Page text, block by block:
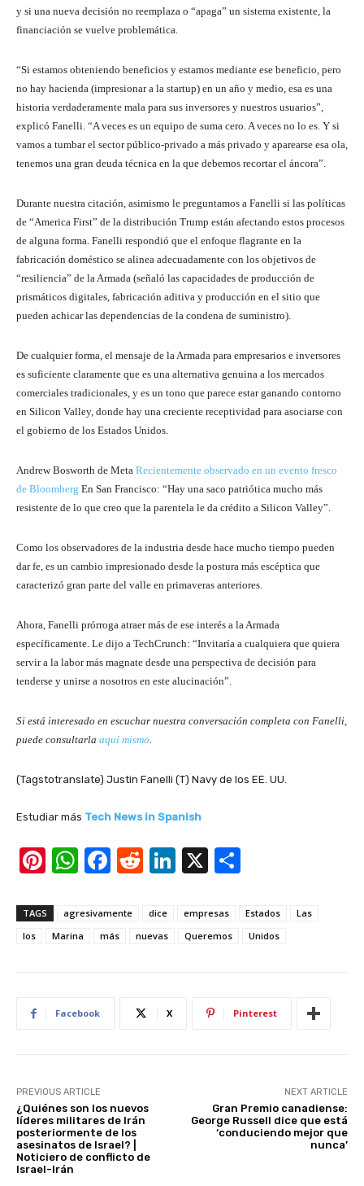
y si una nueva decisión no reemplaza o “apaga” un sistema existente, la
financiación se vuelve problemática.
“Si estamos obteniendo beneficios y estamos mediante ese beneficio, pero
no hay hacienda (impresionar a la startup) en un año y medio, esa es una
historia verdaderamente mala para sus inversores y nuestros usuarios”,
explicó Fanelli. “A veces es un equipo de suma cero. A veces no lo es. Y si
vamos a tumbar el sector público-privado a más privado y aparearse esa ola,
tenemos una gran deuda técnica en la que debemos recortar el áncora”.
Durante nuestra citación, asimismo le preguntamos a Fanelli si las políticas
de “America First” de la distribución Trump están afectando estos procesos
de alguna forma. Fanelli respondió que el enfoque flagrante en la
fabricación doméstico se alinea adecuadamente con los objetivos de
“resiliencia” de la Armada (señaló las capacidades de producción de
prismáticos digitales, fabricación aditiva y producción en el sitio que
pueden achicar las dependencias de la condena de suministro).
De cualquier forma, el mensaje de la Armada para empresarios e inversores
es suficiente claramente que es una alternativa genuina a los mercados
comerciales tradicionales, y es un tono que parece estar ganando contorno
en Silicon Valley, donde hay una creciente receptividad para asociarse con
el gobierno de los Estados Unidos.
Andrew Bosworth de Meta Recientemente observado en un evento fresco
de Bloomberg En San Francisco: “Hay una saco patriótica mucho más
resistente de lo que creo que la parentela le da crédito a Silicon Valley”.
Como los observadores de la industria desde hace mucho tiempo pueden
dar fe, es un cambio impresionado desde la postura más escéptica que
caracterizó gran parte del valle en primaveras anteriores.
Ahora, Fanelli prórroga atraer más de ese interés a la Armada
específicamente. Le dijo a TechCrunch: “Invitaría a cualquiera que quiera
servir a la labor más magnate desde una perspectiva de decisión para
tenderse y unirse a nosotros en este alucinación”.
Si está interesado en escuchar nuestra conversación completa con Fanelli,
puede consultarla aquí mismo.
(Tagstotranslate) Justin Fanelli (T) Navy de los EE. UU.
Estudiar más Tech News in Spanish
Pi
er
e
W
at
s
p
F
c
e
R
d
di
Li
k
e
X
ar
e
TAGS agresivamente dice empresas Estados
Las
los
Marina más nuevas Queremos Unidos
Facebook X Pinterest
PREVIOUS ARTICLE
¿Quiénes son los nuevos
líderes militares de Irán
posteriormente de los
asesinatos de Israel? |
Noticiero de conflicto de
Israel-Irán
NEXT ARTICLE
Gran Premio canadiense:
George Russell dice que está
‘conduciendo mejor que
nunca’